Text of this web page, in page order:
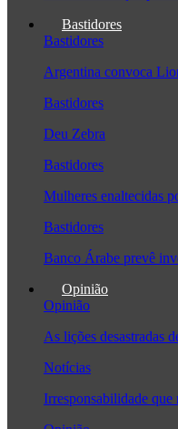
Bastidores
Bastidores
Argentina convoca
Bastidores
Deu Zebra
Bastidores
Mulheres enaltecidas
Bastidores
Banco Árabe prevê
Opinião
Opinião
As lições desastradas
Notícias
Irresponsabilidade